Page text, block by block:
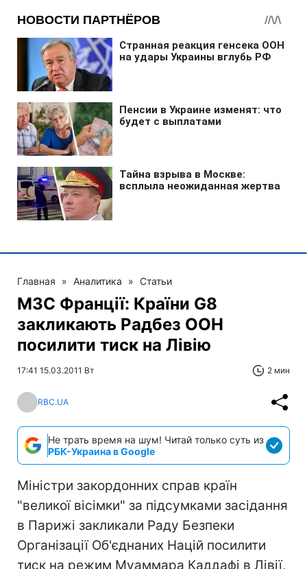
Главная » Аналитика » Статьи
МЗС Франції: Країни G8
закликають Радбез ООН
посилити тиск на Лівію
17:41 15.03.2011 Вт 2 мин
RBC.UA
Не трать время на шум! Читай только суть из
РБК-Украина в Google
Міністри закордонних справ країн
"великої вісімки" за підсумками засідання
в Парижі закликали Раду Безпеки
Організації Об'єднаних Націй посилити
тиск на режим Муаммара Каддафі в Лівії,